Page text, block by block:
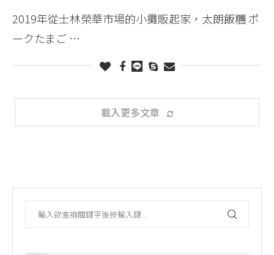
2019年從士林榮華市場的小攤販起家，太朗飯糰 ポ
ークたまご …
載入更多文章